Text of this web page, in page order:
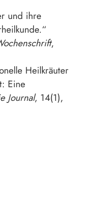
und ihre
,
Heilkräuter
Eine
Journal, 14(1),